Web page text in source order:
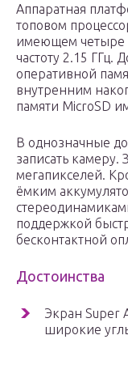
Аппаратная
топовом
имеющем четыре
частоту 2.15 ГГц.
оперативной
внутренним
памяти MicroSD
В однозначные
записать
мегапикселей.
ёмким
поддержкой
бесконтактной
Достоинства
Экран Super
широкие